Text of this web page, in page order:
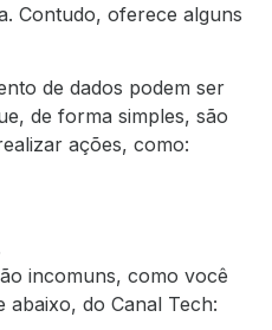
Contudo, oferece alguns
de dados podem ser
de forma simples, são
ações, como:
incomuns, como você
abaixo, do Canal Tech: